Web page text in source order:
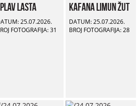
Lasta
25.07.2026.
FOTOGRAFIJA: 31
Kafana Limun Žut
DATUM: 25.07.2026.
BROJ FOTOGRAFIJA: 28